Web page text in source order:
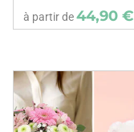
à partir de44,90 €